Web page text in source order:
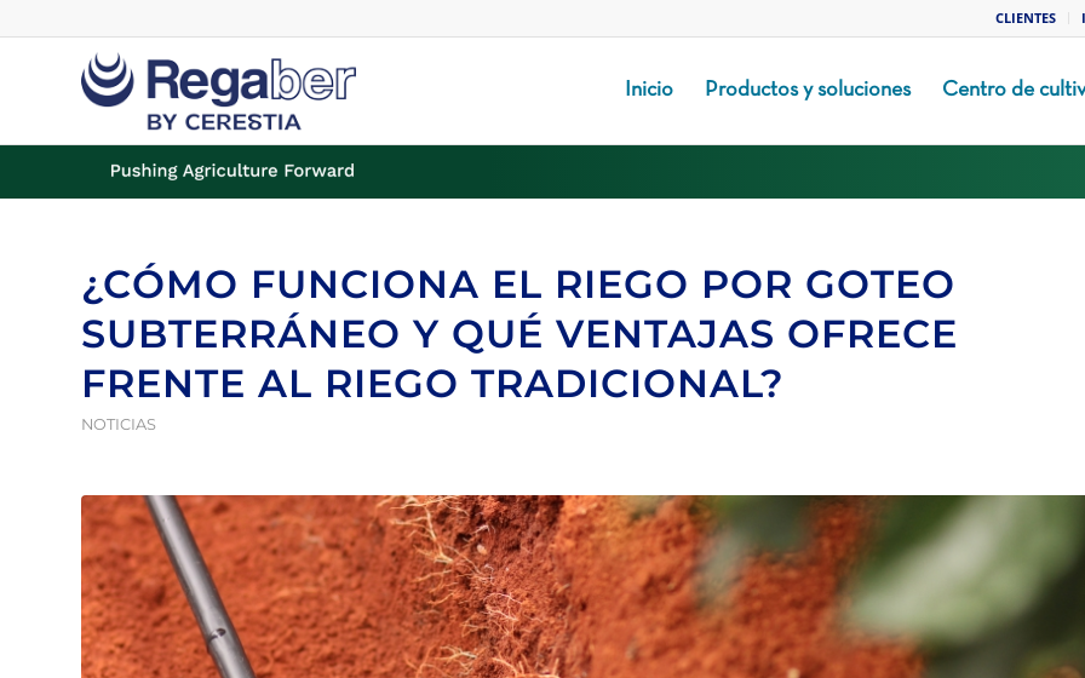
CLIENTES
Inicio Productos y soluciones Centro de
¿CÓMO FUNCIONA EL RIEGO POR GOTEO
SUBTERRÁNEO Y QUÉ VENTAJAS OFRECE
FRENTE AL RIEGO TRADICIONAL?
NOTICIAS